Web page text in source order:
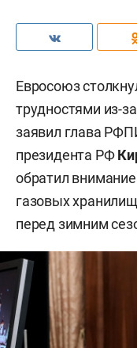
Евросоюз
трудностями из-
заявил глава
президента РФ
обратил
газовых
перед зимним